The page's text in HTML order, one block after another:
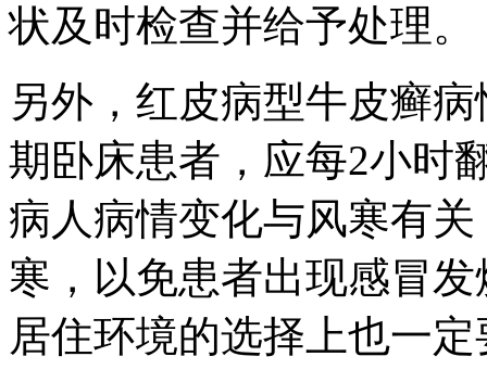
状及时检查并给予处理。
另外，红皮病型牛皮癣
期卧床患者，应每2小时
病人病情变化与风寒有
寒，以免患者出现感冒
居住环境的选择上也一